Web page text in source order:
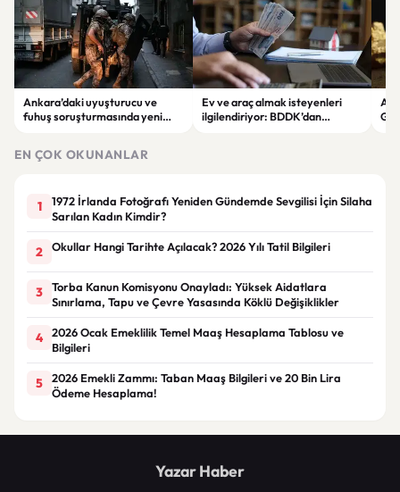
Ankara’daki uyuşturucu ve
fuhuş soruşturmasında yeni
Ev ve araç almak isteyenleri
ilgilendiriyor: BDDK’dan
EN ÇOK OKUNANLAR
1
1972 İrlanda Fotoğrafı Yeniden Gündemde Sevgilisi İçin Silaha
Sarılan Kadın Kimdir?
2 Okullar Hangi Tarihte Açılacak? 2026 Yılı Tatil Bilgileri
3
Torba Kanun Komisyonu Onayladı: Yüksek Aidatlara
Sınırlama, Tapu ve Çevre Yasasında Köklü Değişiklikler
4
2026 Ocak Emeklilik Temel Maaş Hesaplama Tablosu ve
Bilgileri
5
2026 Emekli Zammı: Taban Maaş Bilgileri ve 20 Bin Lira
Ödeme Hesaplama!
Yazar Haber